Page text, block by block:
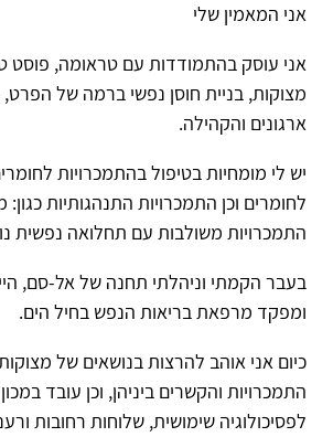
אני המאמין שלי
אני עוסק בהתמודדות עם טראומה, פוסט
מצוקות, בניית חוסן נפשי ברמה של
ארגונים והקהילה.
יש לי מומחיות בטיפול בהתמכרויות
לחומרים וכן התמכרויות התנהגותיות כגון:
התמכרויות משולבות עם תחלואה נפשית
בעבר הקמתי וניהלתי תחנה של אל-סם,
ומפקד מרפאת בריאות הנפש בחיל הים.
כיום אני אוהב להרצות בנושאים של
התמכרויות והקשרים ביניהן, וכן עובד
לפסיכולוגיה שימושית, שלוחות רחובות